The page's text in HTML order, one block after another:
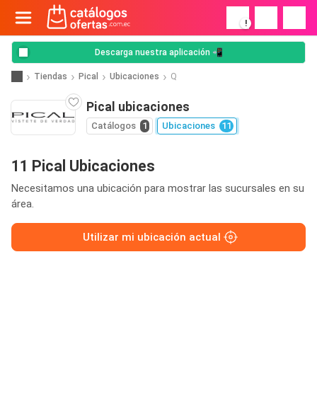
!
Descarga nuestra aplicación 📲
Tiendas Pical Ubicaciones Q
Pical ubicaciones
Catálogos 1 Ubicaciones 11
11 Pical Ubicaciones
Necesitamos una ubicación para mostrar las sucursales en su
área.
Utilizar mi ubicación actual